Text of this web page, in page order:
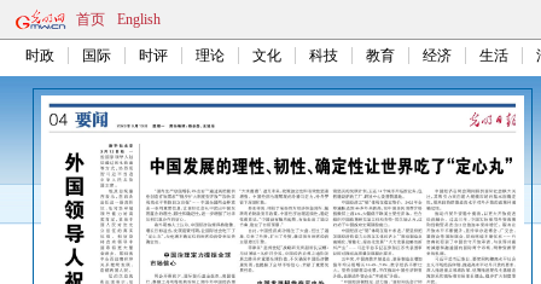
首页 English
时政 国际 时评 理论 文化 科技 教育 经济 生活